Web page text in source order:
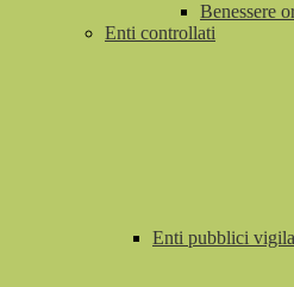
Benessere
Enti controllati
Enti pubblici